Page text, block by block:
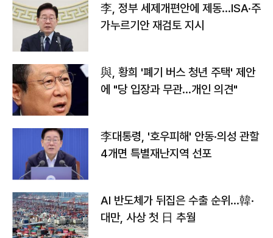
李, 정부 세제개편안에 제동…ISA·주
가누르기안 재검토 지시
與, 황희 '폐기 버스 청년 주택' 제안
에 "당 입장과 무관…개인 의견"
李대통령, '호우피해' 안동·의성 관할
4개면 특별재난지역 선포
AI 반도체가 뒤집은 수출 순위…韓·
대만, 사상 첫 日 추월